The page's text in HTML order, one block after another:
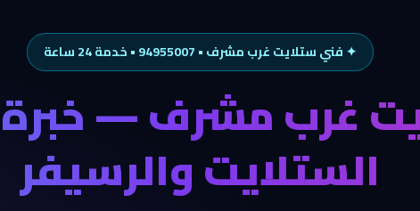
✦ فني ستلايت غرب مشرف • 94955007 • خدمة 24 ساعة
غرب مشرف —
الستلايت والرسيفر